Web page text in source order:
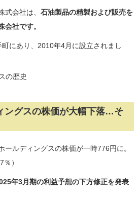
式会社は、 石油製品の精製および販売を
会社です。
にあり、2010年4月に設立されまし
の歴史
ングスの株価が大幅下落…そ
ールディングスの株価が一時776円に。
）
年3月期の利益予想の下方修正を発表